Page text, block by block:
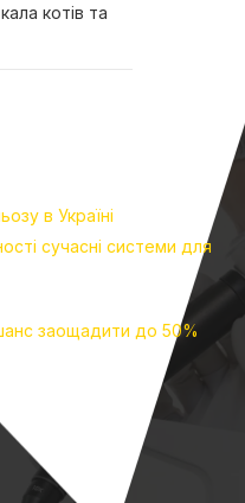
котів та
в Україні
сучасні системи для
заощадити до 50%